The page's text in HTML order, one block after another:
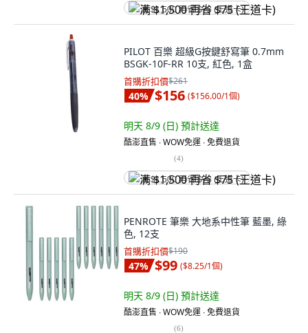
满 $1,500 再省 $75 (王道卡)
PILOT 百樂 超級G按鍵舒寫筆 0.7mm
BSGK-10F-RR 10支, 紅色, 1盒
首購折扣價$261
40% $156 ($156.00/1個)
明天 8/9 (日) 預計送達
酷澎直售 ∙ WOW免運 ∙ 免費退貨
(4)
满 $1,500 再省 $75 (王道卡)
PENROTE 筆樂 大地系中性筆 藍墨, 綠
色, 12支
首購折扣價$190
47% $99 ($8.25/1個)
明天 8/9 (日) 預計送達
酷澎直售 ∙ WOW免運 ∙ 免費退貨
(6)